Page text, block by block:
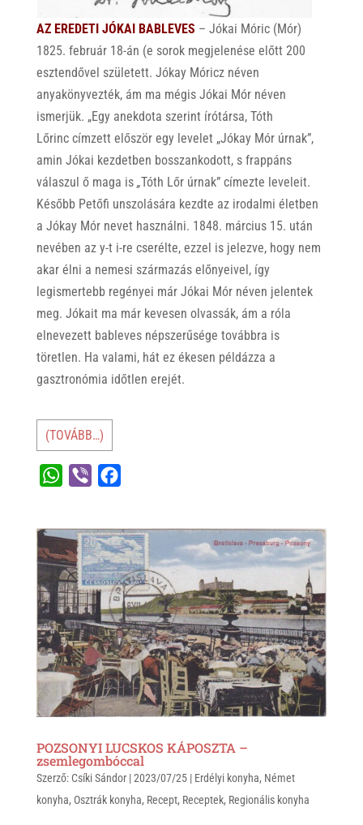
AZ EREDETI JÓKAI BABLEVES – Jókai Móric (Mór)
1825. február 18-án (e sorok megjelenése előtt 200
esztendővel született. Jókay Móricz néven
anyakönyvezték, ám ma mégis Jókai Mór néven
ismerjük. „Egy anekdota szerint írótársa, Tóth
Lőrinc címzett először egy levelet „Jókay Mór úrnak”,
amin Jókai kezdetben bosszankodott, s frappáns
válaszul ő maga is „Tóth Lőr úrnak” címezte leveleit.
Később Petőfi unszolására kezdte az irodalmi életben
a Jókay Mór nevet használni. 1848. március 15. után
nevében az y-t i-re cserélte, ezzel is jelezve, hogy nem
akar élni a nemesi származás előnyeivel, így
legismertebb regényei már Jókai Mór néven jelentek
meg. Jókait ma már kevesen olvassák, ám a róla
elnevezett bableves népszerűsége továbbra is
töretlen. Ha valami, hát ez ékesen példázza a
gasztronómia időtlen erejét.
(TOVÁBB…)
t
s
A
p
p
e
r
e
b
o
o
k
POZSONYI LUCSKOS KÁPOSZTA –
zsemlegombóccal
Szerző: Csíki Sándor|2023/07/25| Erdélyi konyha, Német
konyha, Osztrák konyha, Recept, Receptek, Regionális konyha